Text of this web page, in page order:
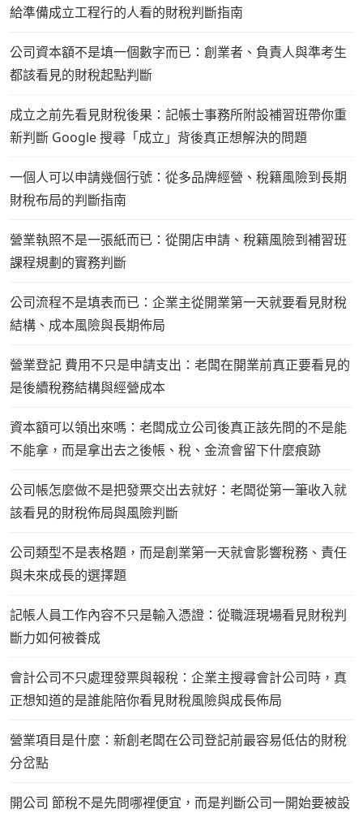
給準備成立工程行的人看的財稅判斷指南
公司資本額不是填一個數字而已：創業者、負責人與準考生
都該看見的財稅起點判斷
成立之前先看見財稅後果：記帳士事務所附設補習班帶你重
新判斷 Google 搜尋「成立」背後真正想解決的問題
一個人可以申請幾個行號：從多品牌經營、稅籍風險到長期
財稅布局的判斷指南
營業執照不是一張紙而已：從開店申請、稅籍風險到補習班
課程規劃的實務判斷
公司流程不是填表而已：企業主從開業第一天就要看見財稅
結構、成本風險與長期佈局
營業登記 費用不只是申請支出：老闆在開業前真正要看見的
是後續稅務結構與經營成本
資本額可以領出來嗎：老闆成立公司後真正該先問的不是能
不能拿，而是拿出去之後帳、稅、金流會留下什麼痕跡
公司帳怎麼做不是把發票交出去就好：老闆從第一筆收入就
該看見的財稅佈局與風險判斷
公司類型不是表格題，而是創業第一天就會影響稅務、責任
與未來成長的選擇題
記帳人員工作內容不只是輸入憑證：從職涯現場看見財稅判
斷力如何被養成
會計公司不只處理發票與報稅：企業主搜尋會計公司時，真
正想知道的是誰能陪你看見財稅風險與成長佈局
營業項目是什麼：新創老闆在公司登記前最容易低估的財稅
分岔點
開公司 節稅不是先問哪裡便宜，而是判斷公司一開始要被設